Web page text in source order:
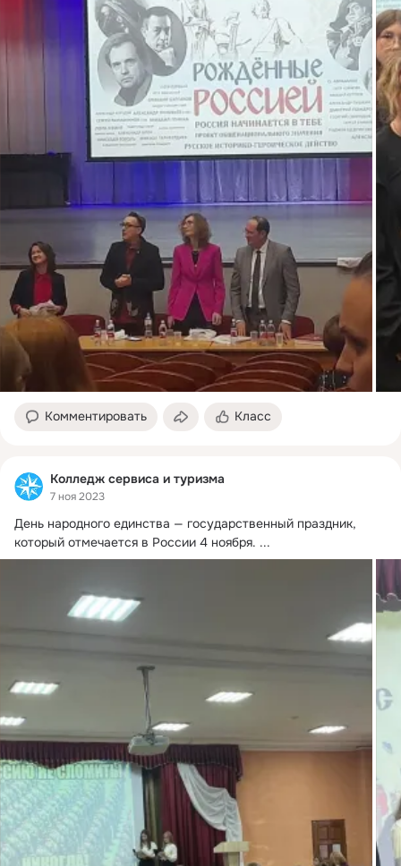
Комментировать Класс
Колледж сервиса и туризма
7 ноя 2023
День народного единства — государственный праздник,
который отмечается в России 4 ноября. ...